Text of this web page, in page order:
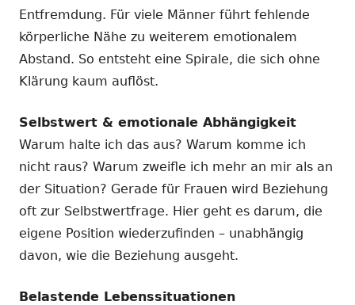
Entfremdung. Für viele Männer führt fehlende
körperliche Nähe zu weiterem emotionalem
Abstand. So entsteht eine Spirale, die sich ohne
Klärung kaum auflöst.
Selbstwert & emotionale Abhängigkeit
Warum halte ich das aus? Warum komme ich
nicht raus? Warum zweifle ich mehr an mir als an
der Situation? Gerade für Frauen wird Beziehung
oft zur Selbstwertfrage. Hier geht es darum, die
eigene Position wiederzufinden – unabhängig
davon, wie die Beziehung ausgeht.
Belastende Lebenssituationen